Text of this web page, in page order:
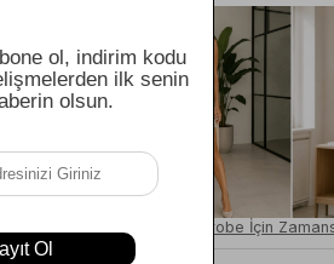
form
Capsule Wardrobe İçin